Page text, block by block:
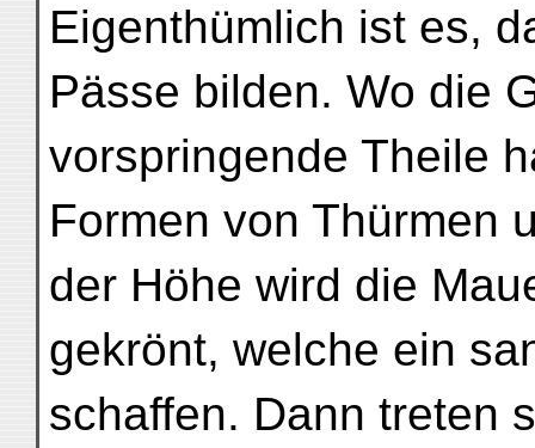
Eigenthümlich ist es,
Pässe bilden. Wo die
vorspringende Theile
Formen von Thürmen
der Höhe wird die
gekrönt, welche ein
schaffen. Dann treten